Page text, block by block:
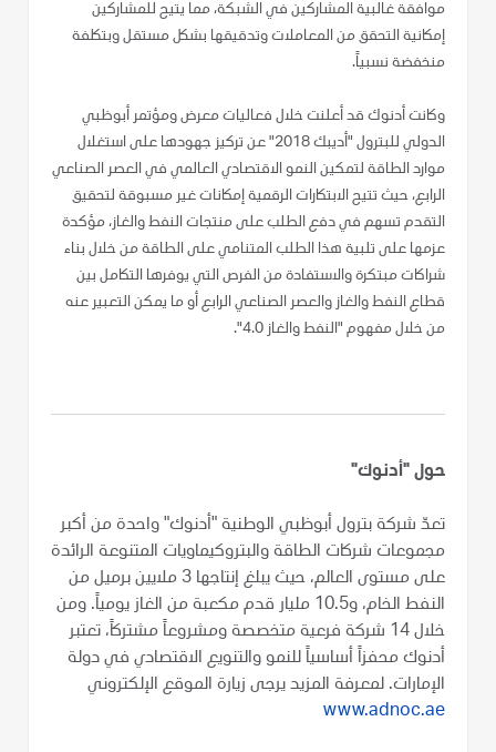
موافقة غالبية المشاركين في الشبكة، مما يتيح للمشاركين
إمكانية التحقق من المعاملات وتدقيقها بشكل مستقل وبتكلفة
منخفضة نسبياً.
وكانت أدنوك قد أعلنت خلال فعاليات معرض ومؤتمر أبوظبي
الدولي للبترول "أديبك 2018" عن تركيز جهودها على استغلال
موارد الطاقة لتمكين النمو الاقتصادي العالمي في العصر الصناعي
الرابع، حيث تتيح الابتكارات الرقمية إمكانات غير مسبوقة لتحقيق
التقدم تسهم في دفع الطلب على منتجات النفط والغاز، مؤكدة
عزمها على تلبية هذا الطلب المتنامي على الطاقة من خلال بناء
شراكات مبتكرة والاستفادة من الفرص التي يوفرها التكامل بين
قطاع النفط والغاز والعصر الصناعي الرابع أو ما يمكن التعبير عنه
من خلال مفهوم "النفط والغاز 4.0".
حول "أدنوك"
تعدّ شركة بترول أبوظبي الوطنية "أدنوك" واحدة من أكبر
مجموعات شركات الطاقة والبتروكيماويات المتنوعة الرائدة
على مستوى العالم، حيث يبلغ إنتاجها 3 ملايين برميل من
النفط الخام، و10.5 مليار قدم مكعبة من الغاز يومياً. ومن
خلال 14 شركة فرعية متخصصة ومشروعاً مشتركاً، تعتبر
أدنوك محفزاً أساسياً للنمو والتنويع الاقتصادي في دولة
الإمارات. لمعرفة المزيد يرجى زيارة الموقع الإلكتروني
www.adnoc.ae